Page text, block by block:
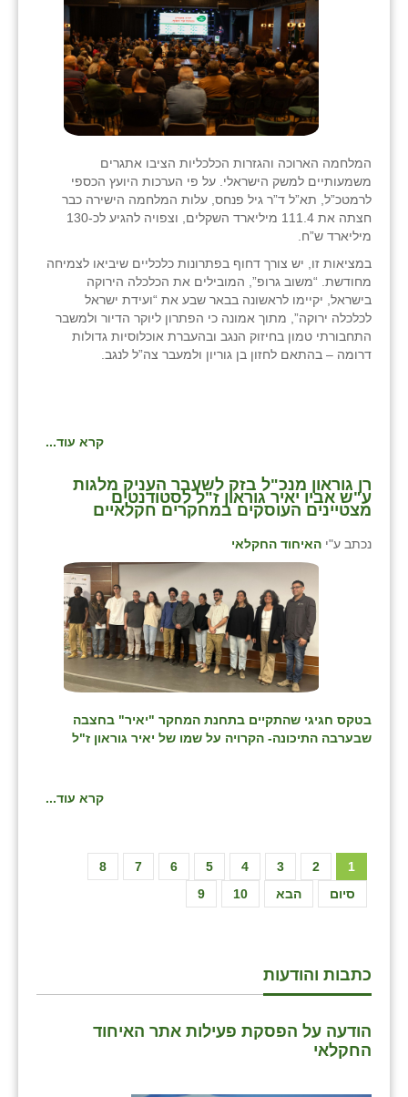
המלחמה הארוכה והגזרות הכלכליות הציבו אתגרים
משמעותיים למשק הישראלי. על פי הערכות היועץ הכספי
לרמטכ”ל, תא”ל ד”ר גיל פנחס, עלות המלחמה הישירה כבר
חצתה את 111.4 מיליארד השקלים, וצפויה להגיע לכ-130
מיליארד ש”ח.
במציאות זו, יש צורך דחוף בפתרונות כלכליים שיביאו לצמיחה
מחודשת. “משוב גרופ”, המובילים את הכלכלה הירוקה
בישראל, יקיימו לראשונה בבאר שבע את “ועידת ישראל
לכלכלה ירוקה”, מתוך אמונה כי הפתרון ליוקר הדיור ולמשבר
התחבורתי טמון בחיזוק הנגב ובהעברת אוכלוסיות גדולות
דרומה – בהתאם לחזון בן גוריון ולמעבר צה”ל לנגב.
קרא עוד...
רן גוראון מנכ"ל בזק לשעבר העניק מלגות
ע"ש אביו יאיר גוראון ז"ל לסטודנטים
מצטיינים העוסקים במחקרים חקלאיים
נכתב ע"י האיחוד החקלאי
בטקס חגיגי שהתקיים בתחנת המחקר "יאיר" בחצבה
שבערבה התיכונה- הקרויה על שמו של יאיר גוראון ז"ל
קרא עוד...
1
2
3
4
5
6
7
8
9
10 הבא סיום
כתבות והודעות
הודעה על הפסקת פעילות אתר האיחוד
החקלאי